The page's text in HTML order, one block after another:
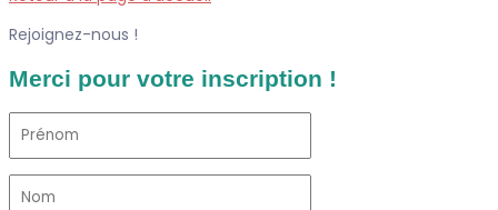
Rejoignez-nous !
Merci pour votre inscription !